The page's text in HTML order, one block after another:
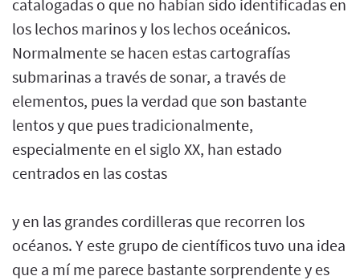
catalogadas o que no habían sido identificadas en
los lechos marinos y los lechos oceánicos.
Normalmente se hacen estas cartografías
submarinas a través de sonar, a través de
elementos, pues la verdad que son bastante
lentos y que pues tradicionalmente,
especialmente en el siglo XX, han estado
centrados en las costas
y en las grandes cordilleras que recorren los
océanos. Y este grupo de científicos tuvo una idea
que a mí me parece bastante sorprendente y es